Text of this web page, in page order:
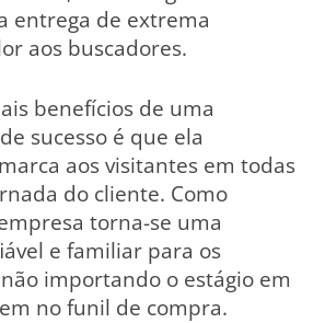
entrega de extrema
aos buscadores.
benefícios de uma
sucesso é que ela
aos visitantes em todas
do cliente. Como
torna-se uma
e familiar para os
importando o estágio em
no funil de compra.